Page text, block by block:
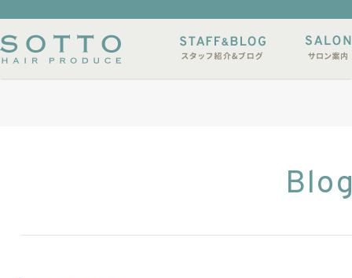
ルサンプル 店休日